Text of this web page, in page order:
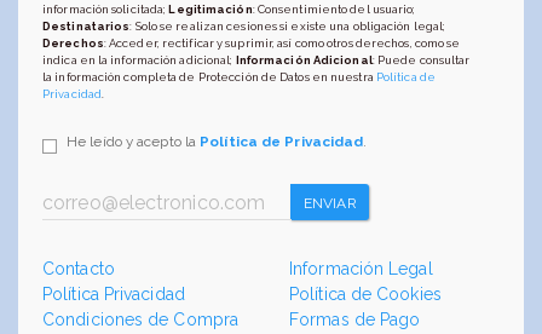
información solicitada;Legitimación: Consentimiento del usuario;
Destinatarios: Solo se realizan cesiones si existe una obligación legal;
Derechos: Acceder, rectificar y suprimir, así como otros derechos, como se
indica en la información adicional; Información Adicional: Puede consultar
la información completa de Protección de Datos en nuestra Política de
Privacidad
He leído y acepto la Política de Privacidad.
ENVIAR
Contacto
Información Legal
Política Privacidad
Política de Cookies
Condiciones de Compra
Formas de Pago